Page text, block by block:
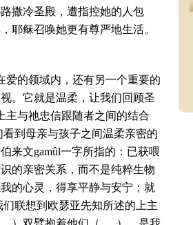
撒冷圣殿，遭指控她的人包
耶稣召唤她更有尊严地生活。
爱的领域内，还有另一个重要的
。它就是温柔，让我们回顾圣
主与祂忠信跟随者之间的结合
到母亲与孩子之间温柔亲密的
来文gamûl一字所指的：已获喂
的亲密关系，而不是纯粹生物
的心灵，得享平静与安宁；就
们联想到欧瑟亚先知所述的上主